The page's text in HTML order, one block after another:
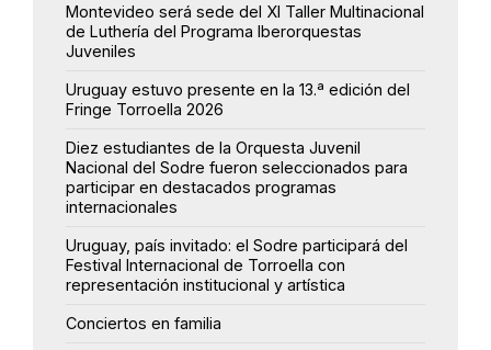
Montevideo será sede del XI Taller Multinacional
de Luthería del Programa Iberorquestas
Juveniles
Uruguay estuvo presente en la 13.ª edición del
Fringe Torroella 2026
Diez estudiantes de la Orquesta Juvenil
Nacional del Sodre fueron seleccionados para
participar en destacados programas
internacionales
Uruguay, país invitado: el Sodre participará del
Festival Internacional de Torroella con
representación institucional y artística
Conciertos en familia